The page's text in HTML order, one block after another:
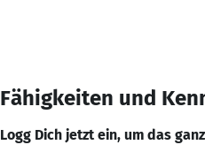
Fähigkeiten und
Logg Dich jetzt ein, um das